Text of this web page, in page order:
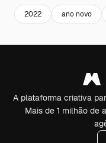
2022 ano novo
A plataforma criativa
Mais de 1 milhão de